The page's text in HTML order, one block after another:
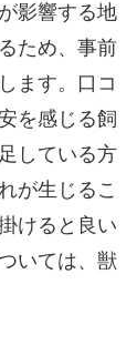
影響する地
ため、事前
ます。口コ
を感じる飼
している方
が生じるこ
けると良い
いては、獣